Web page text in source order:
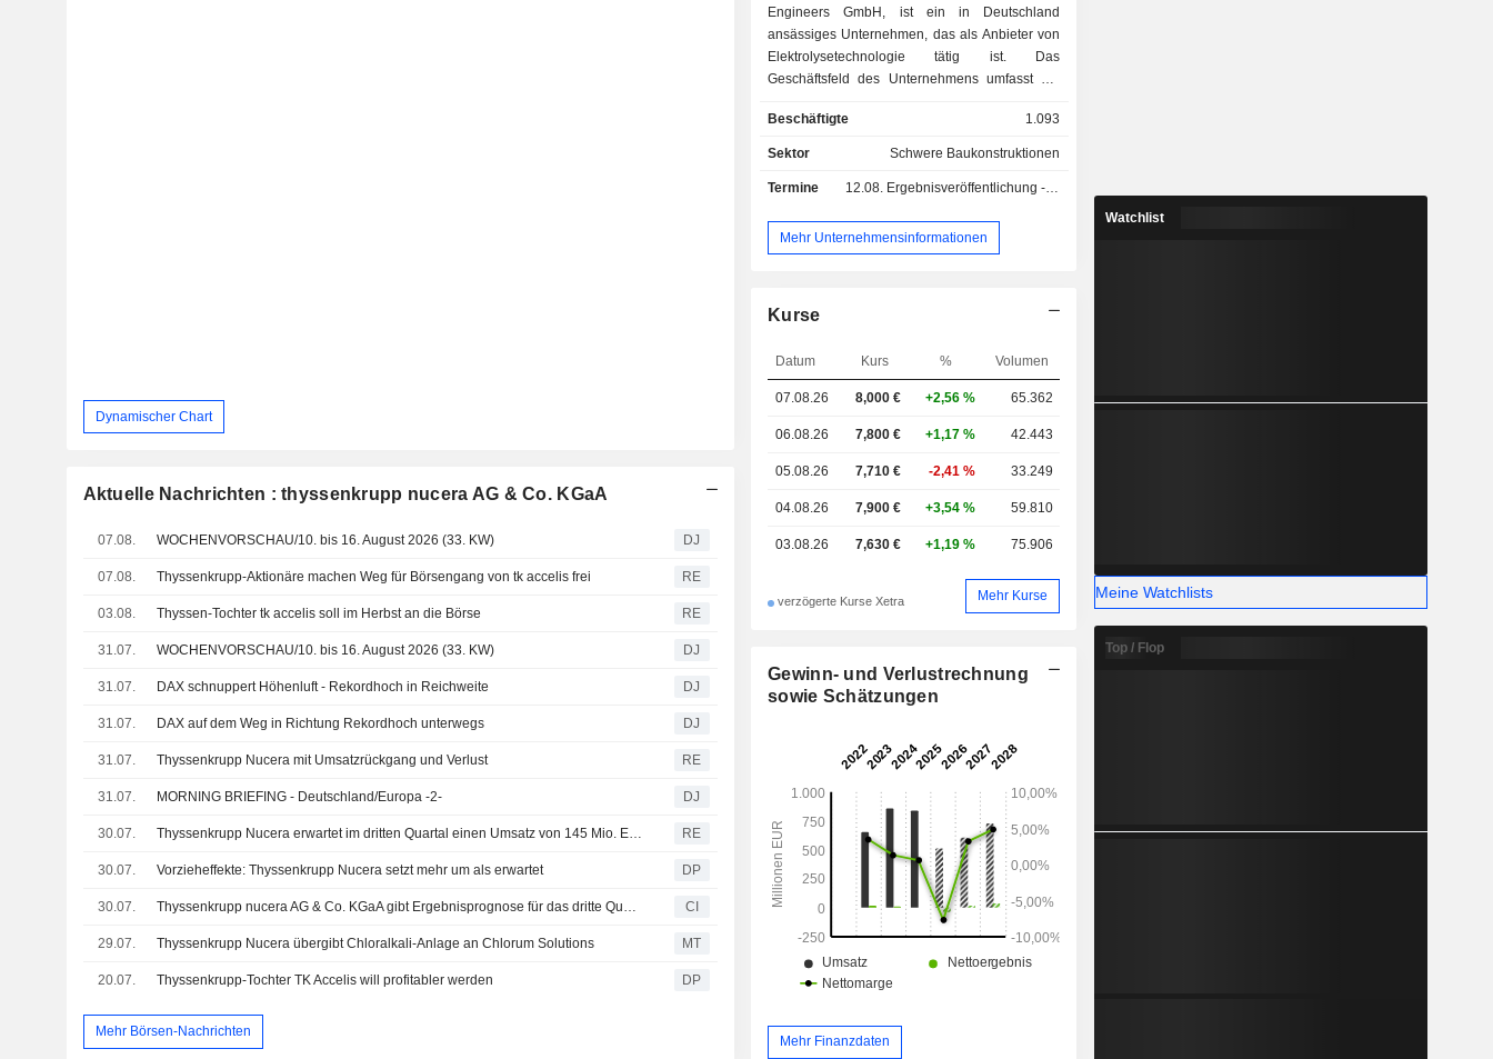
Dynamischer Chart
Aktuelle Nachrichten : thyssenkrupp nucera AG & Co. KGaA
07.08. WOCHENVORSCHAU/10. bis 16. August 2026 (33. KW) DJ
07.08. Thyssenkrupp-Aktionäre machen Weg für Börsengang von tk accelis frei RE
03.08. Thyssen-Tochter tk accelis soll im Herbst an die Börse RE
31.07. WOCHENVORSCHAU/10. bis 16. August 2026 (33. KW) DJ
31.07. DAX schnuppert Höhenluft - Rekordhoch in Reichweite DJ
31.07. DAX auf dem Weg in Richtung Rekordhoch unterwegs DJ
31.07. Thyssenkrupp Nucera mit Umsatzrückgang und Verlust RE
31.07. MORNING BRIEFING - Deutschland/Europa -2- DJ
30.07. Thyssenkrupp Nucera erwartet im dritten Quartal einen Umsatz von 145 Mio. EUR RE
30.07. Vorzieheffekte: Thyssenkrupp Nucera setzt mehr um als erwartet DP
30.07. Thyssenkrupp nucera AG & Co. KGaA gibt Ergebnisprognose für das dritte Quartal und die ersten neun Monate 2025/26 CI
29.07. Thyssenkrupp Nucera übergibt Chloralkali-Anlage an Chlorum Solutions MT
20.07. Thyssenkrupp-Tochter TK Accelis will profitabler werden DP
Mehr Börsen-Nachrichten
Engineers GmbH, ist ein in Deutschland
ansässiges Unternehmen, das als Anbieter von
Elektrolysetechnologie tätig ist. Das
Geschäftsfeld des Unternehmens umfasst die
elektrochemischer Anlagen. Das Unternehmen
bietet Lösungen für grünen Wasserstoff, Chlor-
Beschäftigte 1.093
Sektor Schwere Baukonstruktionen
Termine 12.08. Ergebnisveröffentlichung - Q3 2026
Mehr Unternehmensinformationen
Kurse
Datum Kurs % Volumen
07.08.26 8,000 € +2,56 % 65.362
06.08.26 7,800 € +1,17 % 42.443
05.08.26 7,710 € -2,41 % 33.249
04.08.26 7,900 € +3,54 % 59.810
03.08.26 7,630 € +1,19 % 75.906
verzögerte Kurse Xetra Mehr Kurse
Gewinn- und Verlustrechnung
sowie Schätzungen
Mehr Finanzdaten
Watchlist
Meine Watchlists
Top / Flop